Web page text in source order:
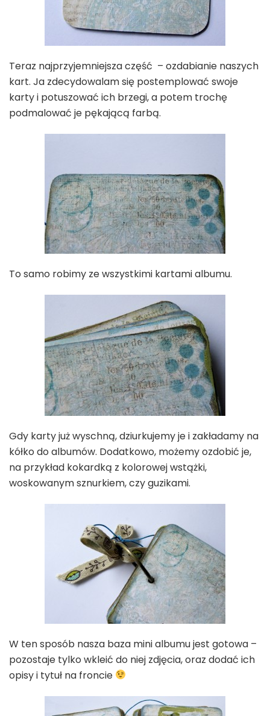
Teraz najprzyjemniejsza część – ozdabianie naszych
kart. Ja zdecydowalam się postemplować swoje
karty i potuszować ich brzegi, a potem trochę
podmalować je pękającą farbą.
To samo robimy ze wszystkimi kartami albumu.
Gdy karty już wyschną, dziurkujemy je i zakładamy na
kółko do albumów. Dodatkowo, możemy ozdobić je,
na przykład kokardką z kolorowej wstążki,
woskowanym sznurkiem, czy guzikami.
W ten sposób nasza baza mini albumu jest gotowa –
pozostaje tylko wkleić do niej zdjęcia, oraz dodać ich
opisy i tytuł na froncie